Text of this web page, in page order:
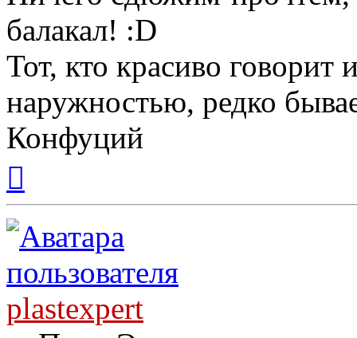
балакал! :D
Тот, кто красиво говорит
наружностью, редко
Конфуций
началу
plastexpert